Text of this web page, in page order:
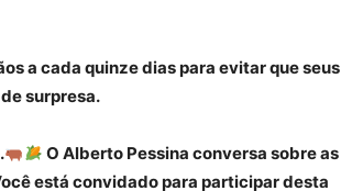
a cada quinze dias para evitar que seus
surpresa.
O Alberto Pessina conversa sobre as
está convidado para participar desta